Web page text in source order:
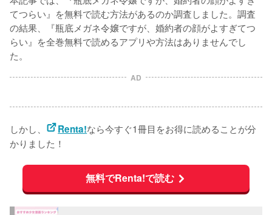
てつらい』を無料で読む方法があるのか調査しました。調査
の結果、『瓶底メガネ令嬢ですが、婚約者の顔がよすぎてつ
らい』を全巻無料で読めるアプリや方法はありませんでし
た。
AD
しかし、 Renta!なら今すぐ1冊目をお得に読めることが分
かりました！
無料でRenta!で読む